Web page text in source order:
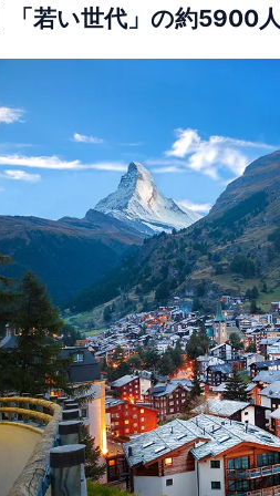
「若い世代」の約5900